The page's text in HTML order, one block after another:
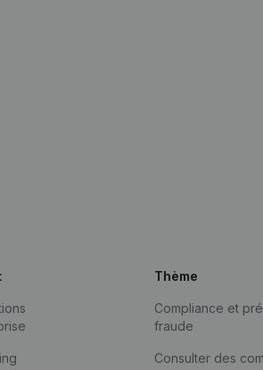
Thème
Compliance et
fraude
Consulter des